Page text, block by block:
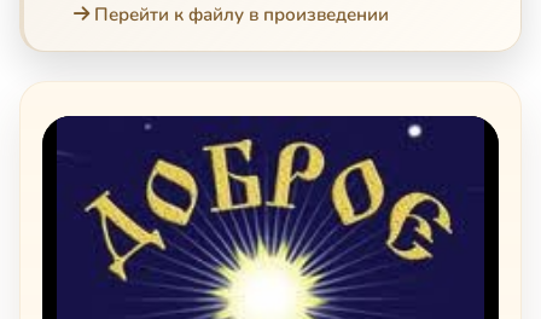
Перейти к файлу в произведении